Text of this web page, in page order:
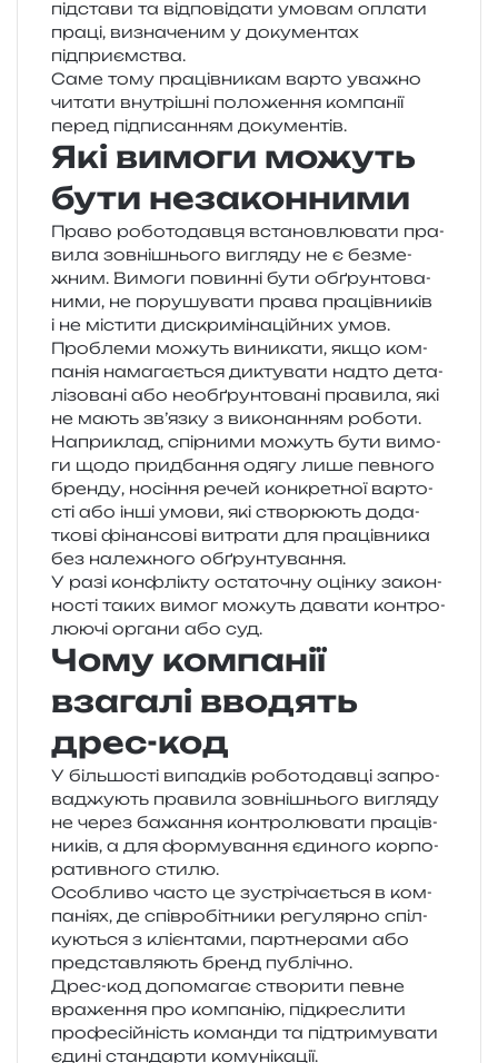
під­ста­ви та від­по­від­а­ти умо­вам опла­ти
праці, визна­че­ним у доку­мен­тах
підприємства.
Саме тому пра­ців­ни­кам варто ува­жно
чита­ти вну­трі­шні поло­же­н­ня ком­па­нії
перед під­пи­са­н­ням документів.
Які вимоги можуть
бути незаконними
Право робо­то­дав­ця вста­нов­лю­ва­ти пра­
ви­ла зов­ні­шньо­го вигля­ду не є без­ме­
жним. Вимоги повин­ні бути обґрун­то­ва­
ни­ми, не пору­шу­ва­ти права пра­ців­ни­ків
і не місти­ти дис­кри­мі­на­цій­них умов.
Проблеми можуть вини­ка­ти, якщо ком­
па­нія нама­га­є­ться дикту­ва­ти надто дета­
лі­зо­ва­ні або нео­б­ґрун­то­ва­ні пра­ви­ла, які
не мають зв’язку з вико­на­н­ням роботи.
Наприклад, спір­ни­ми можуть бути вимо­
ги щодо при­дба­н­ня одягу лише пев­но­го
брен­ду, носі­н­ня речей кон­кре­тної вар­то­
сті або інші умови, які ство­рю­ють дода­
тко­ві фінан­со­ві витра­ти для пра­ців­ни­ка
без нале­жно­го обґрунтування.
У разі кон­флі­кту оста­то­чну оцін­ку закон­
но­сті таких вимог можуть дава­ти кон­тро­
лю­ю­чі орга­ни або суд.
Чому компанії
взагалі вводять
дрес-код
У біль­шо­сті випад­ків робо­то­дав­ці запро­
ва­джу­ють пра­ви­ла зов­ні­шньо­го вигля­ду
не через бажа­н­ня кон­тро­лю­ва­ти пра­ців­
ни­ків, а для фор­му­ва­н­ня єди­но­го кор­по­
ра­тив­но­го стилю.
Особливо часто це зустрі­ча­є­ться в ком­
па­ні­ях, де спів­ро­бі­тни­ки регу­ляр­но спіл­
ку­ю­ться з клі­єн­та­ми, пар­тне­ра­ми або
пред­став­ля­ють бренд публічно.
Дрес-код допо­ма­гає ство­ри­ти певне
вра­же­н­ня про ком­па­нію, під­кре­сли­ти
про­фе­сій­ність коман­ди та під­три­му­ва­ти
єдині стан­дар­ти комунікації.